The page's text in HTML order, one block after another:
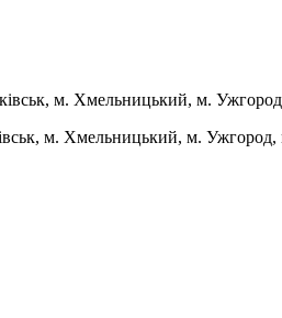
м. Хмельницький, м. Ужгород,
м. Хмельницький, м. Ужгород,